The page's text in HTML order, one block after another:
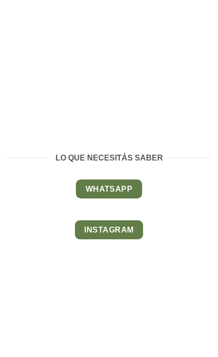
LO QUE NECESITÁS SABER
WHATSAPP
INSTAGRAM